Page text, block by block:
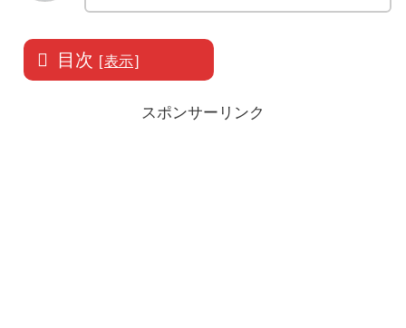
目次 [表示]
スポンサーリンク